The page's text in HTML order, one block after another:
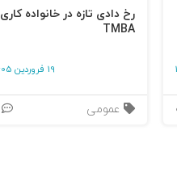
رخ دادی تازه در خانواده کاری
TMBA
19 فروردین 1405
عمومی